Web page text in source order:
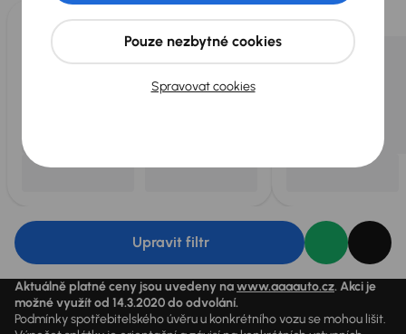
Upravit filtr
Aktuálně platné ceny jsou uvedeny nawww.aaaauto.cz. Akci je
možné využít od 14.3.2020 do odvolání.
Podmínky spotřebitelského úvěru u konkrétního vozu se mohou lišit.
Spravovat cookies
Pouze nezbytné cookies